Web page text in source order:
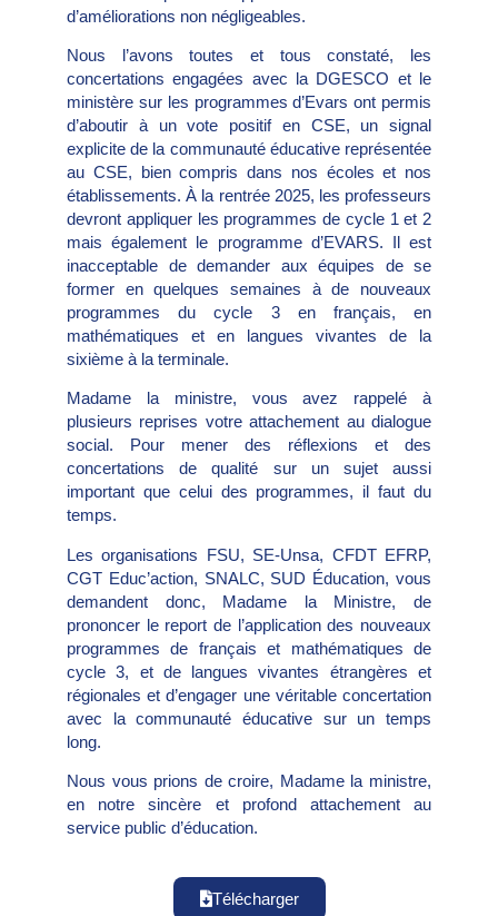
d’améliorations non négligeables.
Nous l’avons toutes et tous constaté, les
concertations engagées avec la DGESCO et le
ministère sur les programmes d’Evars ont permis
d’aboutir à un vote positif en CSE, un signal
explicite de la communauté éducative représentée
au CSE, bien compris dans nos écoles et nos
établissements. À la rentrée 2025, les professeurs
devront appliquer les programmes de cycle 1 et 2
mais également le programme d’EVARS. Il est
inacceptable de demander aux équipes de se
former en quelques semaines à de nouveaux
programmes du cycle 3 en français, en
mathématiques et en langues vivantes de la
sixième à la terminale.
Madame la ministre, vous avez rappelé à
plusieurs reprises votre attachement au dialogue
social. Pour mener des réflexions et des
concertations de qualité sur un sujet aussi
important que celui des programmes, il faut du
temps.
Les organisations FSU, SE-Unsa, CFDT EFRP,
CGT Educ’action, SNALC, SUD Éducation, vous
demandent donc, Madame la Ministre, de
prononcer le report de l’application des nouveaux
programmes de français et mathématiques de
cycle 3, et de langues vivantes étrangères et
régionales et d’engager une véritable concertation
avec la communauté éducative sur un temps
long.
Nous vous prions de croire, Madame la ministre,
en notre sincère et profond attachement au
service public d’éducation.
Télécharger